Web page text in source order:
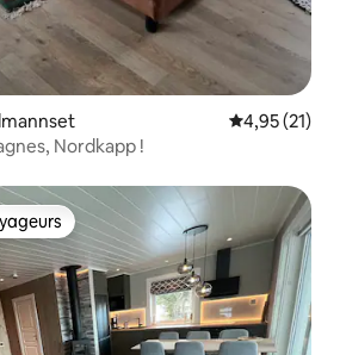
Évaluation
4,95 (21)
Nordkapp !
les plus appréciés